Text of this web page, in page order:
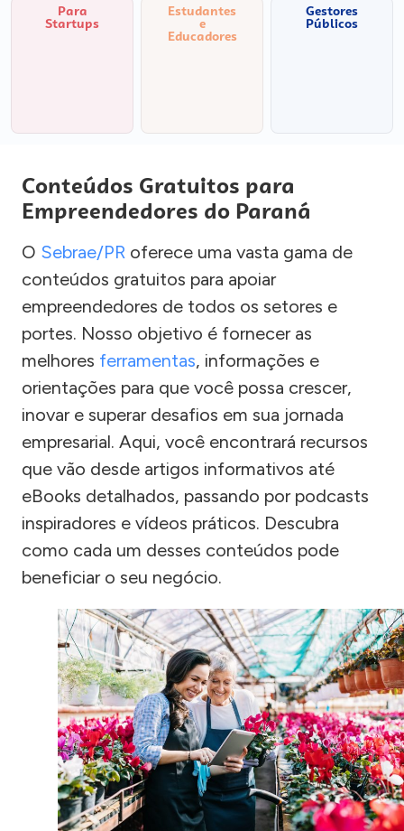
Para
Startups
Estudantes
e
Educadores
Gestores
Públicos
Conteúdos Gratuitos para
Empreendedores do Paraná
O Sebrae/PR oferece uma vasta gama de
conteúdos gratuitos para apoiar
empreendedores de todos os setores e
portes. Nosso objetivo é fornecer as
melhores ferramentas, informações e
orientações para que você possa crescer,
inovar e superar desafios em sua jornada
empresarial. Aqui, você encontrará recursos
que vão desde artigos informativos até
eBooks detalhados, passando por podcasts
inspiradores e vídeos práticos. Descubra
como cada um desses conteúdos pode
beneficiar o seu negócio.